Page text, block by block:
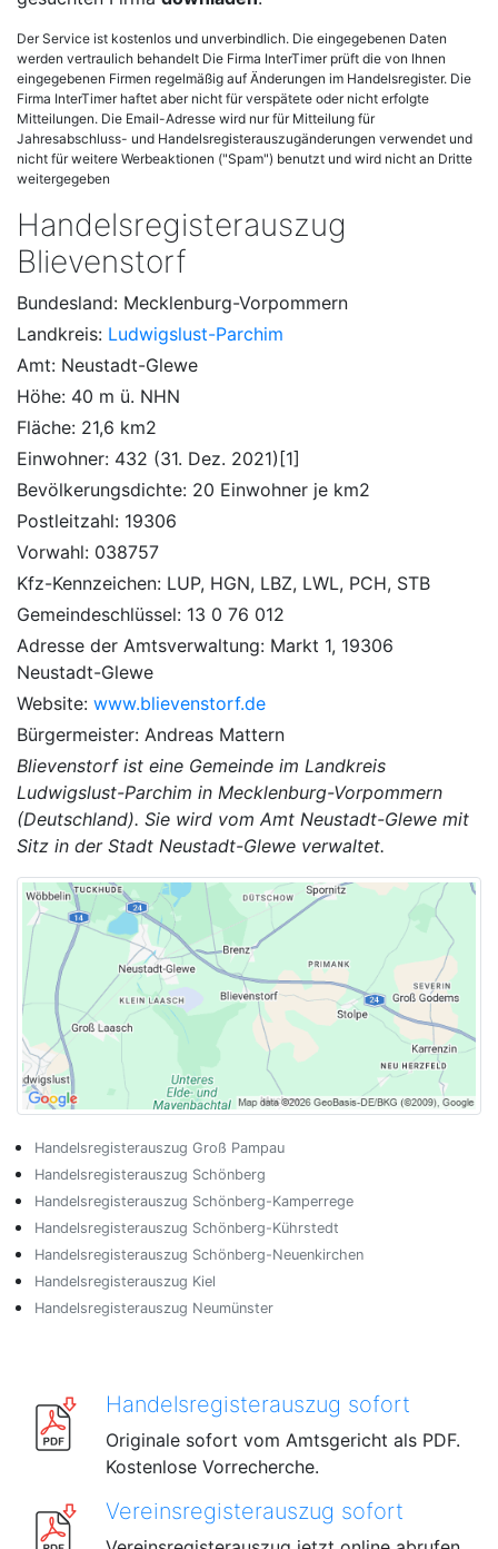
Der Service ist kostenlos und unverbindlich. Die eingegebenen Daten
werden vertraulich behandelt Die Firma InterTimer prüft die von Ihnen
eingegebenen Firmen regelmäßig auf Änderungen im Handelsregister. Die
Firma InterTimer haftet aber nicht für verspätete oder nicht erfolgte
Mitteilungen. Die Email-Adresse wird nur für Mitteilung für
Jahresabschluss- und Handelsregisterauszugänderungen verwendet und
nicht für weitere Werbeaktionen ("Spam") benutzt und wird nicht an Dritte
weitergegeben
Handelsregisterauszug
Blievenstorf
Bundesland: Mecklenburg-Vorpommern
Landkreis: Ludwigslust-Parchim
Amt: Neustadt-Glewe
Höhe: 40 m ü. NHN
Fläche: 21,6 km2
Einwohner: 432 (31. Dez. 2021)[1]
Bevölkerungsdichte: 20 Einwohner je km2
Postleitzahl: 19306
Vorwahl: 038757
Kfz-Kennzeichen: LUP, HGN, LBZ, LWL, PCH, STB
Gemeindeschlüssel: 13 0 76 012
Adresse der Amtsverwaltung: Markt 1, 19306
Neustadt-Glewe
Website: www.blievenstorf.de
Bürgermeister: Andreas Mattern
Blievenstorf ist eine Gemeinde im Landkreis
Ludwigslust-Parchim in Mecklenburg-Vorpommern
(Deutschland). Sie wird vom Amt Neustadt-Glewe mit
Sitz in der Stadt Neustadt-Glewe verwaltet.
Handelsregisterauszug Groß Pampau
Handelsregisterauszug Schönberg
Handelsregisterauszug Schönberg-Kamperrege
Handelsregisterauszug Schönberg-Kührstedt
Handelsregisterauszug Schönberg-Neuenkirchen
Handelsregisterauszug Kiel
Handelsregisterauszug Neumünster
Handelsregisterauszug sofort
Originale sofort vom Amtsgericht als PDF.
Kostenlose Vorrecherche.
Vereinsregisterauszug sofort